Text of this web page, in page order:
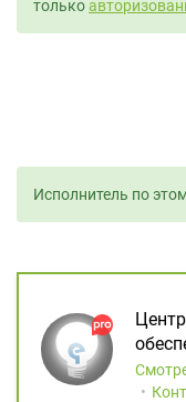
только
Исполнитель по